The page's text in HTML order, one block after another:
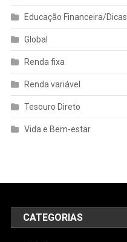
Educação Financeira/Dicas
Global
Renda fixa
Renda variável
Tesouro Direto
Vida e Bem-estar
CATEGORIAS